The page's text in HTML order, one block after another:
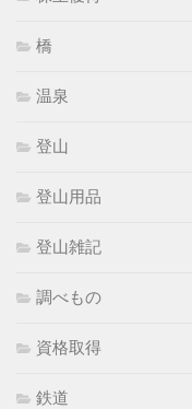
橋
温泉
登山
登山用品
登山雑記
調べもの
資格取得
鉄道